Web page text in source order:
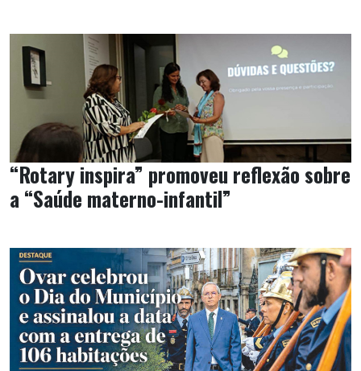
“Rotary inspira” promoveu reflexão sobre
a “Saúde materno-infantil”